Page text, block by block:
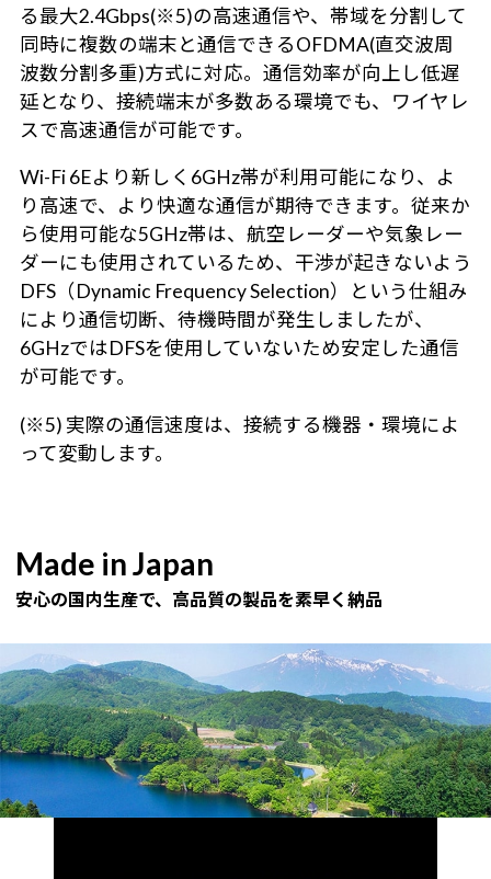
る最大2.4Gbps(※5)の高速通信や、帯域を分割して
同時に複数の端末と通信できるOFDMA(直交波周
波数分割多重)方式に対応。通信効率が向上し低遅
延となり、接続端末が多数ある環境でも、ワイヤレ
スで高速通信が可能です。
Wi-Fi 6Eより新しく6GHz帯が利用可能になり、よ
り高速で、より快適な通信が期待できます。従来か
ら使用可能な5GHz帯は、航空レーダーや気象レー
ダーにも使用されているため、干渉が起きないよう
DFS（Dynamic Frequency Selection）という仕組み
により通信切断、待機時間が発生しましたが、
6GHzではDFSを使用していないため安定した通信
が可能です。
(※5) 実際の通信速度は、接続する機器・環境によ
って変動します。
Made in Japan
安心の国内生産で、高品質の製品を素早く納品